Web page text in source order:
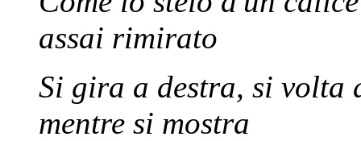
assai rimirato
Si gira a destra, si volta
mentre si mostra